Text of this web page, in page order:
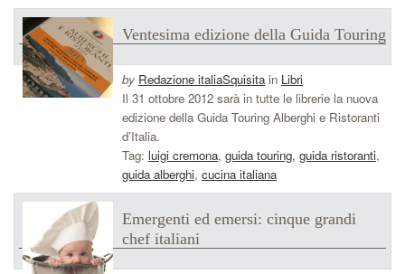
Ventesima edizione della Guida Touring
by Redazione italiaSquisitain Libri
Il 31 ottobre 2012 sarà in tutte le librerie la nuova
edizione della Guida Touring Alberghi e Ristoranti
d’Italia.
Tag: luigi cremona, guida touring, guida ristoranti,
guida alberghi, cucina italiana
Emergenti ed emersi: cinque grandi
chef italiani